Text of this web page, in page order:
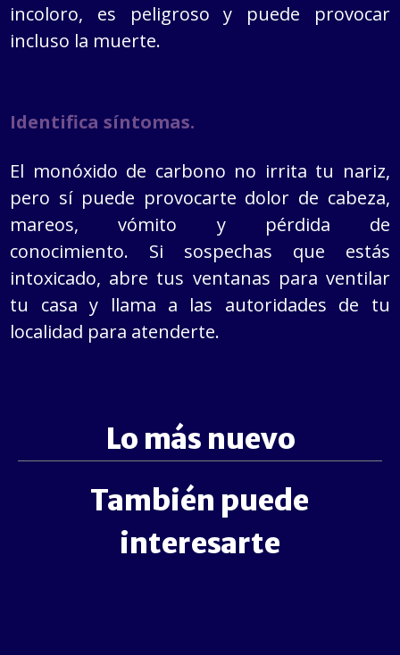
incoloro, es peligroso y puede provocar
incluso la muerte.
Identifica síntomas.
El monóxido de carbono no irrita tu nariz,
pero sí puede provocarte dolor de cabeza,
mareos, vómito y pérdida de
conocimiento.
Si sospechas que estás
intoxicado, abre tus ventanas para ventilar
tu casa y llama a las autoridades de tu
localidad para atenderte.
Lo más nuevo
También puede
interesarte